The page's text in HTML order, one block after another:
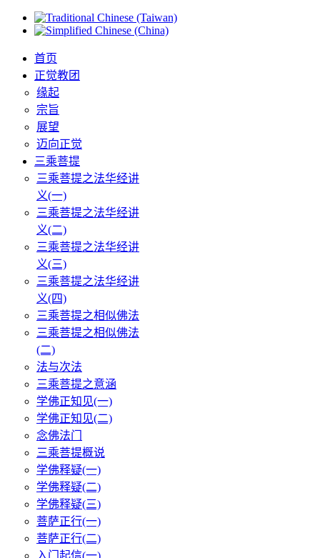
首页
正觉教团
缘起
宗旨
展望
迈向正觉
三乘菩提
三乘菩提之法华经讲
义(一)
三乘菩提之法华经讲
义(二)
三乘菩提之法华经讲
义(三)
三乘菩提之法华经讲
义(四)
三乘菩提之相似佛法
三乘菩提之相似佛法
(二)
法与次法
三乘菩提之意涵
学佛正知见(一)
学佛正知见(二)
念佛法门
三乘菩提概说
学佛释疑(一)
学佛释疑(二)
学佛释疑(三)
菩萨正行(一)
菩萨正行(二)
入门起信(一)